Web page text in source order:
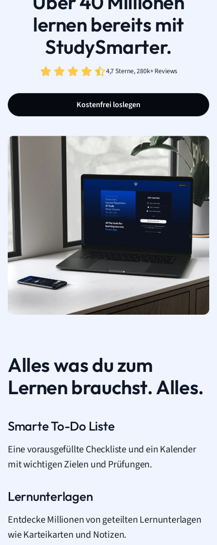
lernen bereits mit
StudySmarter.
4,7 Sterne, 280k+ Reviews
Kostenfrei loslegen
Alles was du zum
Lernen brauchst. Alles.
Smarte To-Do Liste
Eine vorausgefüllte Checkliste und ein Kalender
mit wichtigen Zielen und Prüfungen.
Lernunterlagen
Entdecke Millionen von geteilten Lernunterlagen
wie Karteikarten und Notizen.